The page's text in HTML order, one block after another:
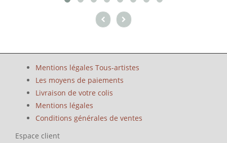
Mentions légales Tous-artistes
Les moyens de paiements
Livraison de votre colis
Mentions légales
Conditions générales de ventes
Espace client